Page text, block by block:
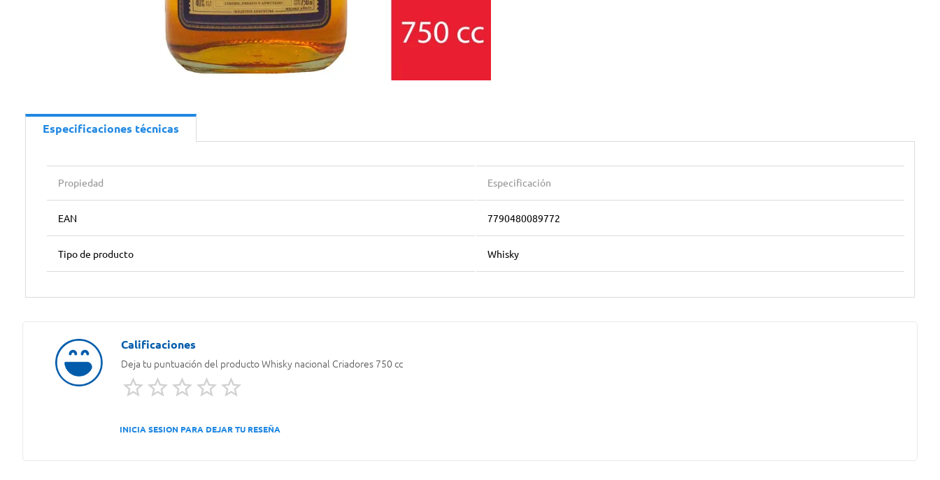
Especificaciones técnicas
Propiedad Especificación
EAN 7790480089772
Tipo de producto Whisky
Deja tu puntuación del productoWhisky nacional Criadores 750 cc
INICIA SESION PARA DEJAR TU RESEÑA